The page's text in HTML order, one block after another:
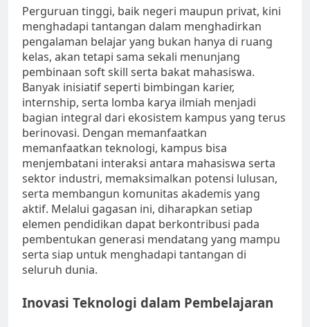
Perguruan tinggi, baik negeri maupun privat, kini
menghadapi tantangan dalam menghadirkan
pengalaman belajar yang bukan hanya di ruang
kelas, akan tetapi sama sekali menunjang
pembinaan soft skill serta bakat mahasiswa.
Banyak inisiatif seperti bimbingan karier,
internship, serta lomba karya ilmiah menjadi
bagian integral dari ekosistem kampus yang terus
berinovasi. Dengan memanfaatkan
memanfaatkan teknologi, kampus bisa
menjembatani interaksi antara mahasiswa serta
sektor industri, memaksimalkan potensi lulusan,
serta membangun komunitas akademis yang
aktif. Melalui gagasan ini, diharapkan setiap
elemen pendidikan dapat berkontribusi pada
pembentukan generasi mendatang yang mampu
serta siap untuk menghadapi tantangan di
seluruh dunia.
Inovasi Teknologi dalam Pembelajaran